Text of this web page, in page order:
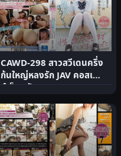
CAWD-298 สาวสวีเดนครึ่ง
ก้นใหญ่หลงรัก JAV คอสเพล
ย์เย็ดหนัก